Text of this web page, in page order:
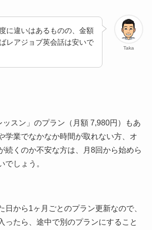
Taka
に違いはあるものの、金額
レアジョブ英会話は安いで
ッスン」のプラン（月額 7,980円）もあ
学業でなかなか時間が取れない方、オ
続くのか不安な方は、月8回から始めら
でしょう。
日から1ヶ月ごとのプラン更新なので、
ったら、途中で別のプランにすること